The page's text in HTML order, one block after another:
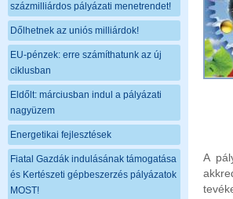
százmilliárdos pályázati menetrendet!
Dőlhetnek az uniós milliárdok!
EU-pénzek: erre számíthatunk az új
ciklusban
Eldőlt: márciusban indul a pályázati
nagyüzem
Energetikai fejlesztések
Fiatal Gazdák indulásának támogatása
és Kertészeti gépbeszerzés pályázatok
MOST!
A